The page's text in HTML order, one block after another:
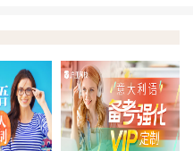
VIP定制 决